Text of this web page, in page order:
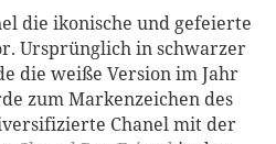
die ikonische und gefeierte
Ursprünglich in schwarzer
die weiße Version im Jahr
zum Markenzeichen des
Chanel mit der